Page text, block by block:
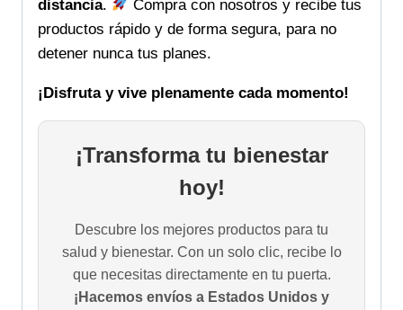
distancia.
Compra con nosotros y recibe tus
productos rápido y de forma segura, para no
detener nunca tus planes.
¡Disfruta y vive plenamente cada momento!
¡Transforma tu bienestar
hoy!
Descubre los mejores productos para tu
salud y bienestar. Con un solo clic, recibe lo
que necesitas directamente en tu puerta.
¡Hacemos envíos a Estados Unidos y